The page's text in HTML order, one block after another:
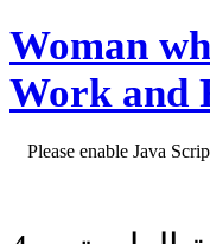
Woman
Work and
Please enable Java